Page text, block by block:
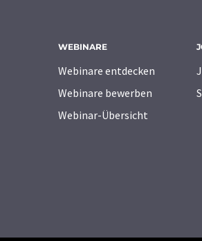
WEBINARE
Webinare entdecken
Webinare bewerben
Webinar-Übersicht